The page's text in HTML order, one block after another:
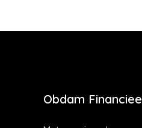
Obdam